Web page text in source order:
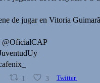
de jugar en Vitoria
@OficialCAP
1 3 Twitter